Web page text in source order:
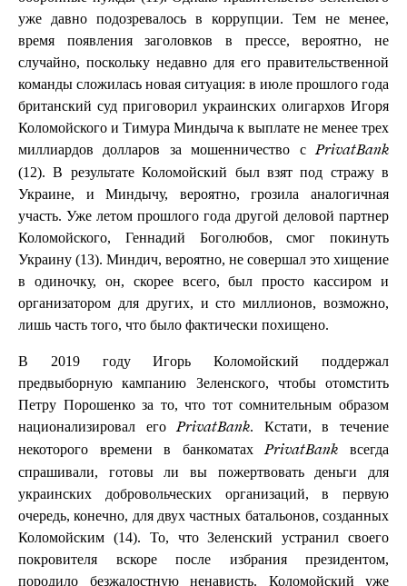
уже давно подозревалось в коррупции. Тем не менее,
время появления заголовков в прессе, вероятно, не
случайно, поскольку недавно для его правительственной
команды сложилась новая ситуация: в июле прошлого года
британский суд приговорил украинских олигархов Игоря
Коломойского и Тимура Миндыча к выплате не менее трех
миллиардов долларов за мошенничество с PrivatBank
(12). В результате Коломойский был взят под стражу в
Украине, и Миндычу, вероятно, грозила аналогичная
участь. Уже летом прошлого года другой деловой партнер
Коломойского, Геннадий Боголюбов, смог покинуть
Украину (13). Миндич, вероятно, не совершал это хищение
в одиночку, он, скорее всего, был просто кассиром и
организатором для других, и сто миллионов, возможно,
лишь часть того, что было фактически похищено.
В 2019 году Игорь Коломойский поддержал
предвыборную кампанию Зеленского, чтобы отомстить
Петру Порошенко за то, что тот сомнительным образом
национализировал его PrivatBank. Кстати, в течение
некоторого времени в банкоматах PrivatBank всегда
спрашивали, готовы ли вы пожертвовать деньги для
украинских добровольческих организаций, в первую
очередь, конечно, для двух частных батальонов, созданных
Коломойским (14). То, что Зеленский устранил своего
покровителя вскоре после избрания президентом,
породило безжалостную ненависть. Коломойский уже